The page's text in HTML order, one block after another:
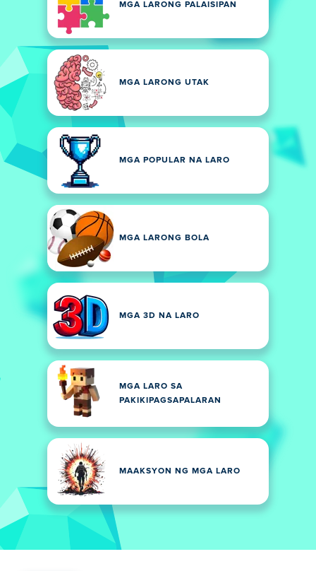
MGA LARONG PALAISIPAN
MGA LARONG UTAK
MGA POPULAR NA LARO
MGA LARONG BOLA
MGA 3D NA LARO
MGA LARO SA
PAKIKIPAGSAPALARAN
MAAKSYON NG MGA LARO